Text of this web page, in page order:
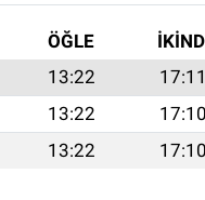
ÖĞLE
13:22 17:11
13:22 17:10
13:22 17:10